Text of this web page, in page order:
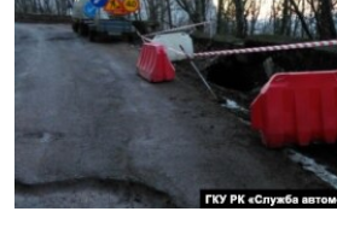
SÜRET
Русский
Українською